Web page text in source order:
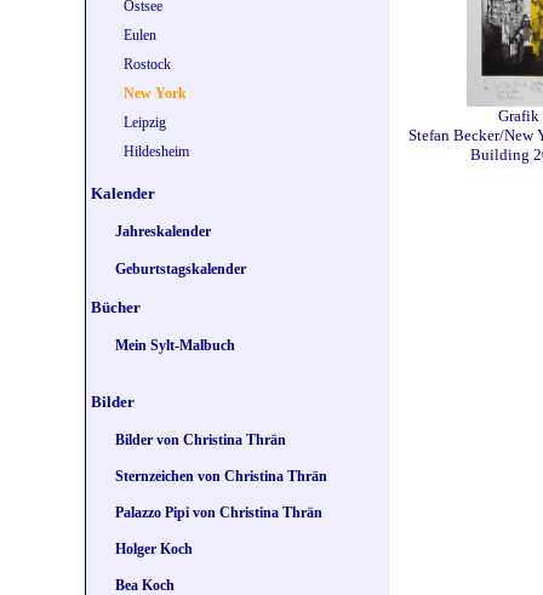
Ostsee
Eulen
Rostock
New York
Leipzig
Hildesheim
Kalender
Jahreskalender
Geburtstagskalender
Bücher
Mein Sylt-Malbuch
Bilder
Bilder von Christina Thrän
Sternzeichen von Christina Thrän
Palazzo Pipi von Christina Thrän
Holger Koch
Bea Koch
Grafik
Stefan Becker/New
Building